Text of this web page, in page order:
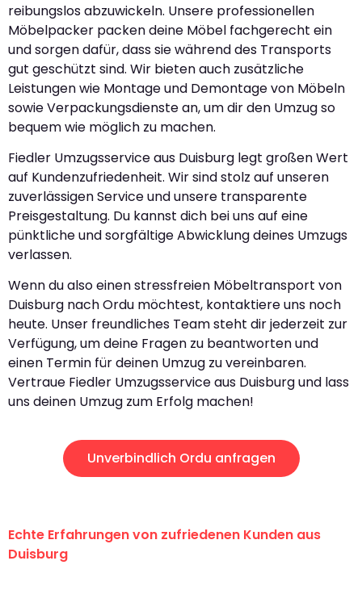
reibungslos abzuwickeln. Unsere professionellen
Möbelpacker packen deine Möbel fachgerecht ein
und sorgen dafür, dass sie während des Transports
gut geschützt sind. Wir bieten auch zusätzliche
Leistungen wie Montage und Demontage von Möbeln
sowie Verpackungsdienste an, um dir den Umzug so
bequem wie möglich zu machen.
Fiedler Umzugsservice aus Duisburg legt großen Wert
auf Kundenzufriedenheit. Wir sind stolz auf unseren
zuverlässigen Service und unsere transparente
Preisgestaltung. Du kannst dich bei uns auf eine
pünktliche und sorgfältige Abwicklung deines Umzugs
verlassen.
Wenn du also einen stressfreien Möbeltransport von
Duisburg nach Ordu möchtest, kontaktiere uns noch
heute. Unser freundliches Team steht dir jederzeit zur
Verfügung, um deine Fragen zu beantworten und
einen Termin für deinen Umzug zu vereinbaren.
Vertraue Fiedler Umzugsservice aus Duisburg und lass
uns deinen Umzug zum Erfolg machen!
Unverbindlich Ordu anfragen
Echte Erfahrungen von zufriedenen Kunden aus
Duisburg